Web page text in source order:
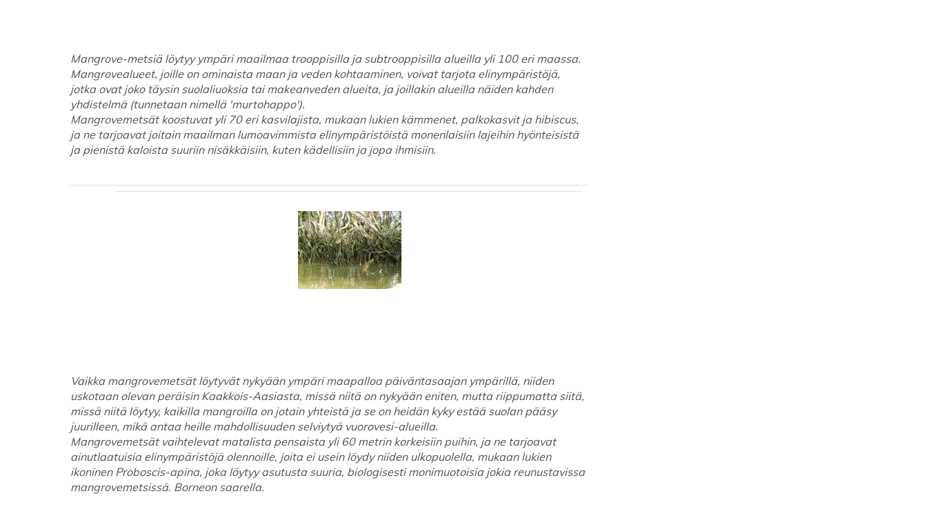
Mangrove-metsiä löytyy ympäri maailmaa trooppisilla ja subtrooppisilla alueilla yli 100 eri maassa.
Mangrovealueet, joille on ominaista maan ja veden kohtaaminen, voivat tarjota elinympäristöjä,
jotka ovat joko täysin suolaliuoksia tai makeanveden alueita, ja joillakin alueilla näiden kahden
yhdistelmä (tunnetaan nimellä 'murtohappo').
Mangrovemetsät koostuvat yli 70 eri kasvilajista, mukaan lukien kämmenet, palkokasvit ja hibiscus,
ja ne tarjoavat joitain maailman lumoavimmista elinympäristöistä monenlaisiin lajeihin hyönteisistä
ja pienistä kaloista suuriin nisäkkäisiin, kuten kädellisiin ja jopa ihmisiin.
Vaikka mangrovemetsät löytyvät nykyään ympäri maapalloa päiväntasaajan ympärillä, niiden
uskotaan olevan peräisin Kaakkois-Aasiasta, missä niitä on nykyään eniten, mutta riippumatta siitä,
missä niitä löytyy, kaikilla mangroilla on jotain yhteistä ja se on heidän kyky estää suolan pääsy
juurilleen, mikä antaa heille mahdollisuuden selviytyä vuorovesi-alueilla.
Mangrovemetsät vaihtelevat matalista pensaista yli 60 metrin korkeisiin puihin, ja ne tarjoavat
ainutlaatuisia elinympäristöjä olennoille, joita ei usein löydy niiden ulkopuolella, mukaan lukien
ikoninen Proboscis-apina, joka löytyy asutusta suuria, biologisesti monimuotoisia jokia reunustavissa
mangrovemetsissä. Borneon saarella.